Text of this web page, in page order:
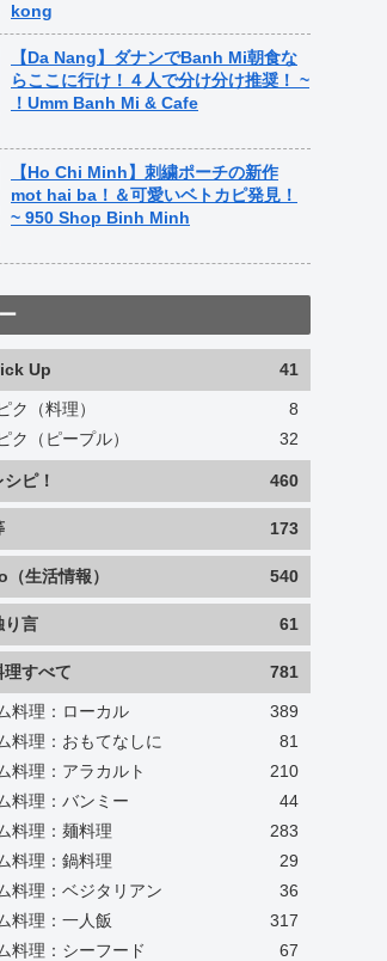
kong
【Da Nang】ダナンでBanh Mi朝食な
らここに行け！４人で分け分け推奨！ ~
！Umm Banh Mi & Cafe
【Ho Chi Minh】刺繍ポーチの新作
mot hai ba！＆可愛いベトカピ発見！
~ 950 Shop Binh Minh
Up 41
ク（料理）
8
ク（ピープル）
32
ピ！ 460
173
生活情報） 540
り言 61
すべて 781
料理：ローカル
389
料理：おもてなしに
81
料理：アラカルト
210
料理：バンミー
44
料理：麺料理
283
料理：鍋料理
29
料理：ベジタリアン
36
料理：一人飯
317
料理：シーフード
67